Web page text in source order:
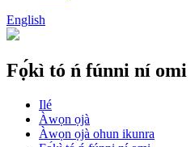
English
Fọ́kì tó ń fúnni ní omi
Ilé
Àwọn ọjà
Àwọn ọjà ohun ikunra